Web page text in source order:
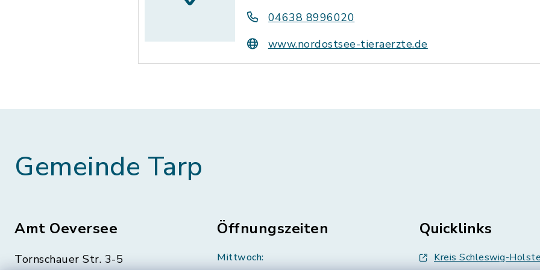
04638 8996020
www.nordostsee-tieraerzte.de
Gemeinde Tarp
Amt Oeversee
Tornschauer Str. 3-5
Öffnungszeiten
Mittwoch:
Quicklinks
Kreis Schleswig-